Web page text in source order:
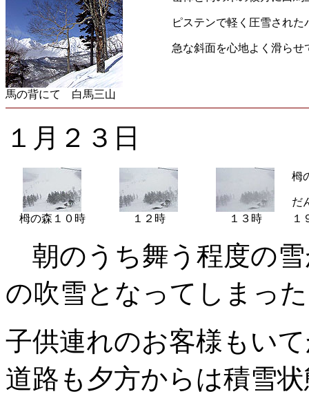
ピステンで軽く圧雪され
急な斜面を心地よく滑らせ
馬の背にて 白馬三山
１月２３日
栂
だ
栂の森１０時
１２時 １３時 １
朝のうち舞う程度の
の吹雪となってしまっ
子供連れのお客様も
道路も夕方からは積